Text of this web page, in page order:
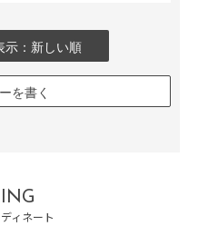
示：新しい順
を書く
ィネート